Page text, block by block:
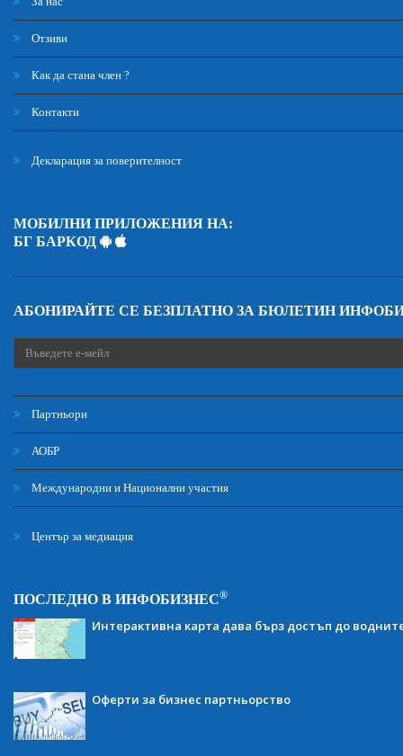
Отзиви
Как да стана член ?
Контакти
Декларация за поверителност
МОБИЛНИ ПРИЛОЖЕНИЯ НА:
БГ БАРКОД
АБОНИРАЙТЕ СЕ БЕЗПЛАТНО ЗА БЮЛЕТИН
Партньори
АОБР
Международни и Национални участия
Център за медиация
ПОСЛЕДНО В ИНФОБИЗНЕС®
Интерактивна карта дава бърз достъп до
Оферти за бизнес партньорство